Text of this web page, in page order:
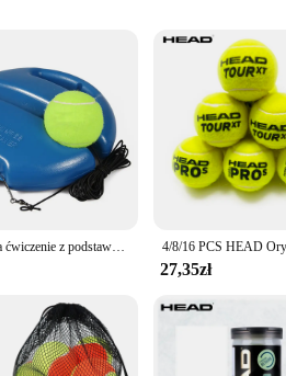
durability that withstands the rigors of
balls are designed to provide players
size options of 3, 4, or 5 ensure that
to meet your needs. Their consistent
playing indoors or outdoors, on a clay or
choice for vendors, suppliers, and sets
Tenisówka ćwiczenie z podstawowym narzędziem piłka tenisowa samodzielnej nauki odbicia piłki
27,35zł